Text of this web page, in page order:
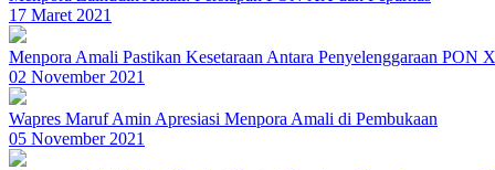
17 Maret 2021
Menpora Amali Pastikan Kesetaraan Antara Penyelenggaraan PON
02 November 2021
Wapres Maruf Amin Apresiasi Menpora Amali di Pembukaan
05 November 2021